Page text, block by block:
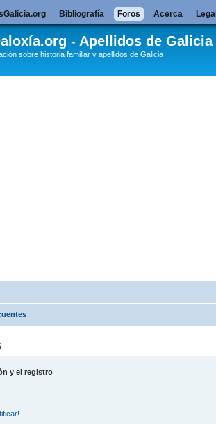
- Apellidos de Galicia
sobre historia familiar y apellidos de Galicia
y el registro
Bibliografía Foros Acerca Legal